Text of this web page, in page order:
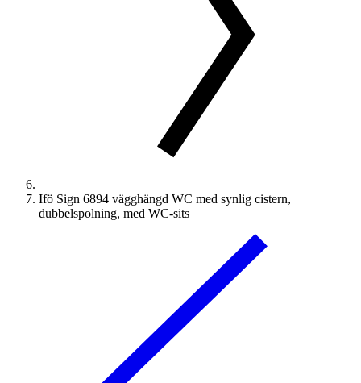
Ifö Sign 6894 vägghängd WC med synlig cistern,
dubbelspolning, med WC-sits